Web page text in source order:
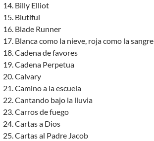
Billy Elliot
Biutiful
Blade Runner
Blanca como la nieve, roja como la sangre
Cadena de favores
Cadena Perpetua
Calvary
Camino a la escuela
Cantando bajo la lluvia
Carros de fuego
Cartas a Dios
Cartas al Padre Jacob